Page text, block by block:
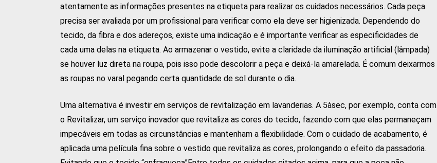
atentamente as informações presentes na etiqueta para realizar os cuidados necessários. Cada peça
precisa ser avaliada por um profissional para verificar como ela deve ser higienizada. Dependendo do
tecido, da fibra e dos adereços, existe uma indicação e é importante verificar as especificidades de
cada uma delas na etiqueta. Ao armazenar o vestido, evite a claridade da iluminação artificial (lâmpada)
se houver luz direta na roupa, pois isso pode descolorir a peça e deixá-la amarelada. É comum deixarmos
as roupas no varal pegando certa quantidade de sol durante o dia.
Uma alternativa é investir em serviços de revitalização em lavanderias. A 5àsec, por exemplo, conta com
o Revitalizar, um serviço inovador que revitaliza as cores do tecido, fazendo com que elas permaneçam
impecáveis em todas as circunstâncias e mantenham a flexibilidade. Com o cuidado de acabamento, é
aplicada uma película fina sobre o vestido que revitaliza as cores, prolongando o efeito da passadoria.